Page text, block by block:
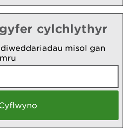
cylchlythyr
misol gan